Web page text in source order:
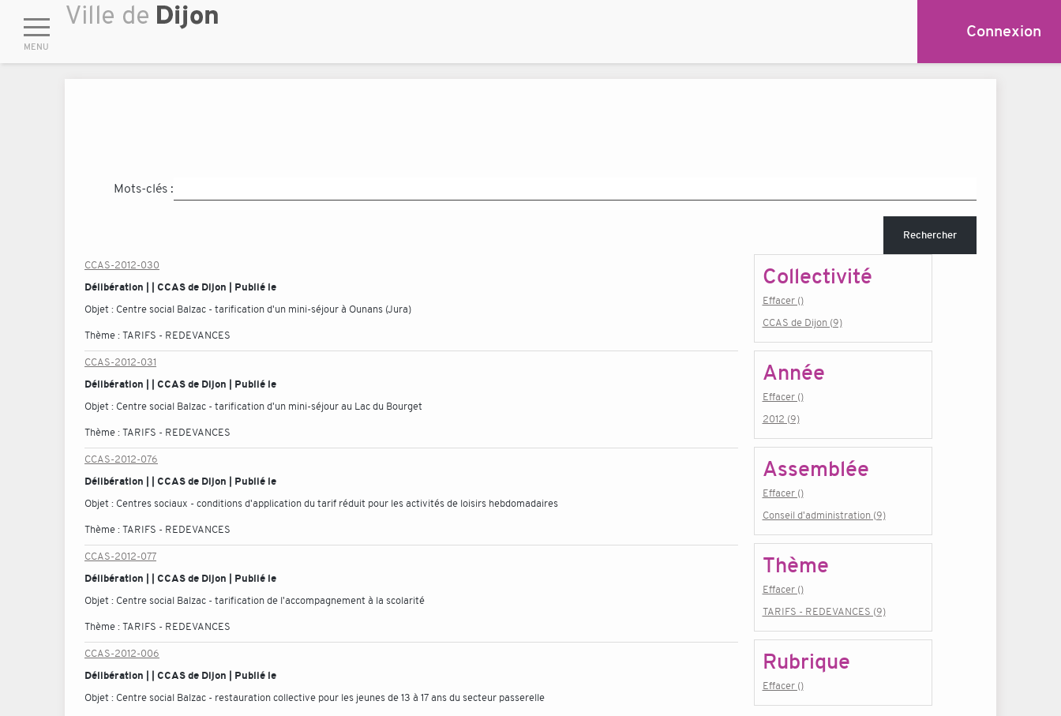
Connexion
Mots-clés :
Rechercher
CCAS-2012-030
Délibération | | CCAS de Dijon | Publié le
Objet : Centre social Balzac - tarification d'un mini-séjour à Ounans (Jura)
Thème :TARIFS - REDEVANCES
CCAS-2012-031
Délibération | | CCAS de Dijon | Publié le
Objet : Centre social Balzac - tarification d'un mini-séjour au Lac du Bourget
Thème :TARIFS - REDEVANCES
CCAS-2012-076
Délibération | | CCAS de Dijon | Publié le
Objet : Centres sociaux - conditions d'application du tarif réduit pour les activités de loisirs hebdomadaires
Thème :TARIFS - REDEVANCES
CCAS-2012-077
Délibération | | CCAS de Dijon | Publié le
Objet : Centre social Balzac - tarification de l'accompagnement à la scolarité
Thème :TARIFS - REDEVANCES
CCAS-2012-006
Délibération | | CCAS de Dijon | Publié le
Objet : Centre social Balzac - restauration collective pour les jeunes de 13 à 17 ans du secteur passerelle
Collectivité
Effacer ()
CCAS de Dijon (9)
Année
Effacer ()
2012 (9)
Assemblée
Effacer ()
Conseil d'administration (9)
Thème
Effacer ()
TARIFS - REDEVANCES (9)
Rubrique
Effacer ()